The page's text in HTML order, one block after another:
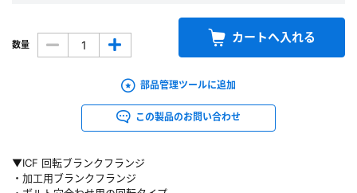
▼ICF 回転ブランクフランジ
・加工用ブランクフランジ
数量 カートへ入れる
部品管理ツールに追加
この製品のお問い合わせ